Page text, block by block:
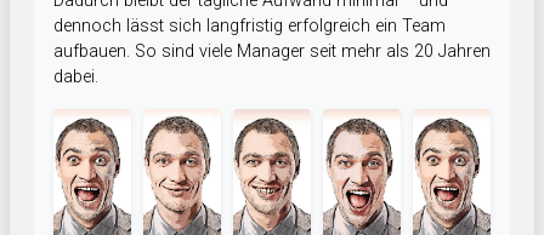
dennoch lässt sich langfristig erfolgreich ein Team
aufbauen. So sind viele Manager seit mehr als 20 Jahren
dabei.